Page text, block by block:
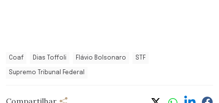
Coaf Dias Toffoli Flávio Bolsonaro STF
Supremo Tribunal Federal